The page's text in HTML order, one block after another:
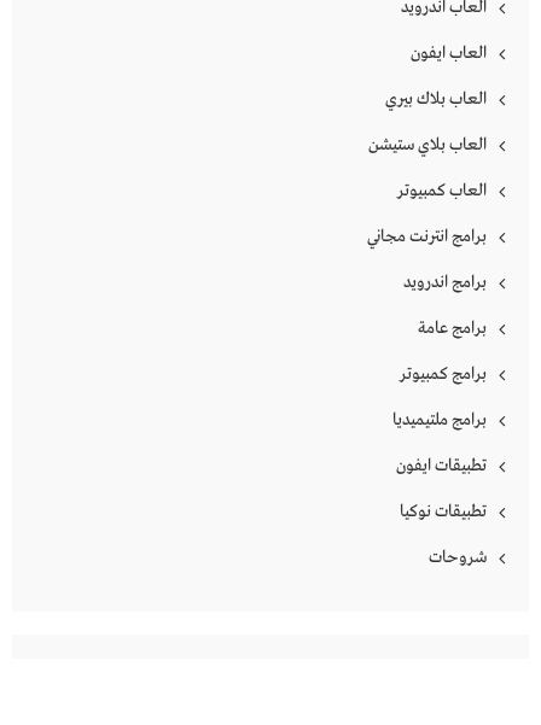
العاب اندرويد
العاب ايفون
العاب بلاك بيري
العاب بلاي ستيشن
العاب كمبيوتر
برامج انترنت مجاني
برامج اندرويد
برامج عامة
برامج كمبيوتر
برامج ملتيميديا
تطبيقات ايفون
تطبيقات نوكيا
شروحات